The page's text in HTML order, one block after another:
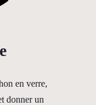
en verre,
donner un